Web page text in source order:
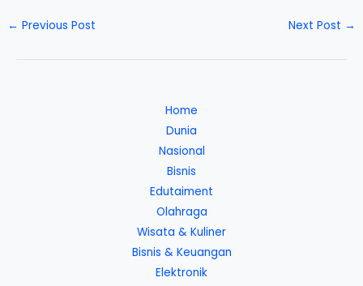
← Previous Post Next Post →
Home
Dunia
Nasional
Bisnis
Edutaiment
Olahraga
Wisata & Kuliner
Bisnis & Keuangan
Elektronik